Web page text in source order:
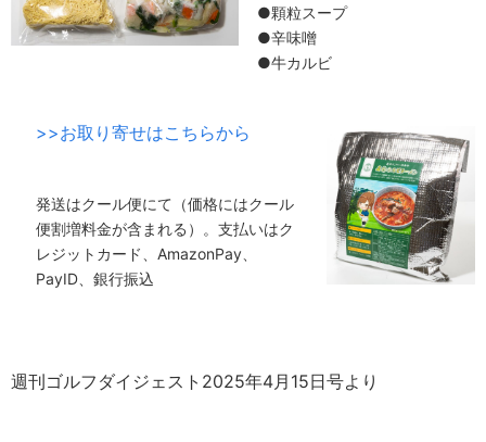
●顆粒スープ
●辛味噌
●牛カルビ
>>お取り寄せはこちらから
発送はクール便にて（価格にはクール
便割増料金が含まれる）。支払いはク
レジットカード、AmazonPay、
PayID、銀行振込
週刊ゴルフダイジェスト2025年4月15日号より